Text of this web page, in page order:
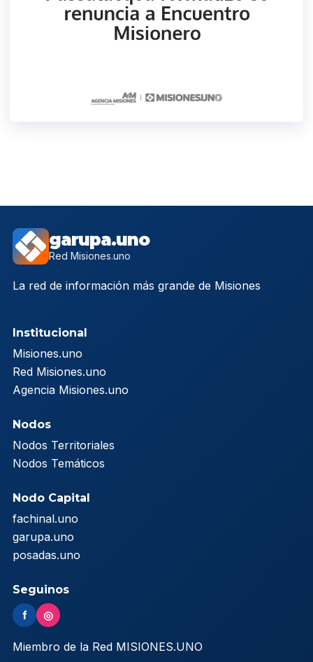
garupa.uno
Red Misiones.uno
La red de información más grande de Misiones
Institucional
Misiones.uno
Red Misiones.uno
Agencia Misiones.uno
Nodos
Nodos Territoriales
Nodos Temáticos
Nodo Capital
fachinal.uno
garupa.uno
posadas.uno
Seguinos
f ◎
Miembro de la Red MISIONES.UNO